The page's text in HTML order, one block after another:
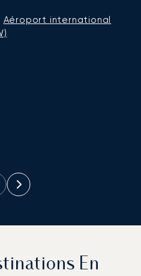
Aéroport international
En